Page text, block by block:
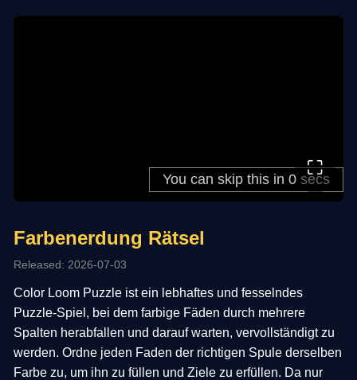
⛶
Farbenerdung Rätsel
Released: 2026-07-03
Color Loom Puzzle ist ein lebhaftes und fesselndes
Puzzle-Spiel, bei dem farbige Fäden durch mehrere
Spalten herabfallen und darauf warten, vervollständigt zu
werden. Ordne jeden Faden der richtigen Spule derselben
Farbe zu, um ihn zu füllen und Ziele zu erfüllen. Da nur